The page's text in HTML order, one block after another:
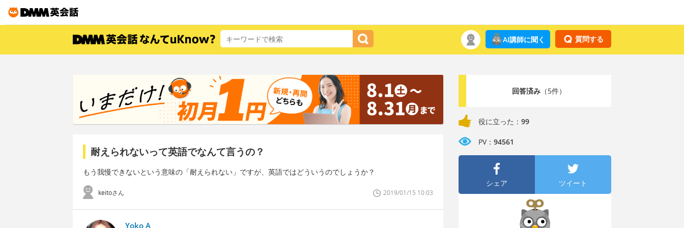
質問する
AI講師に聞く
耐えられないって英語でなんて言うの？
もう我慢できないという意味の「耐えられない」ですが、英語ではどういうのでしょうか？
keitoさん 2019/01/15 10:03
Yoko A
回答済み（5件）
役に立った： 99
PV： 94561
シェア ツイート